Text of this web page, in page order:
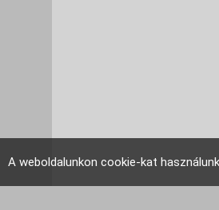
A weboldalunkon cookie-kat